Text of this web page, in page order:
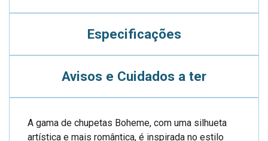
Especificações
Avisos e Cuidados a ter
A gama de chupetas Boheme, com uma silhueta
artística e mais romântica, é inspirada no estilo